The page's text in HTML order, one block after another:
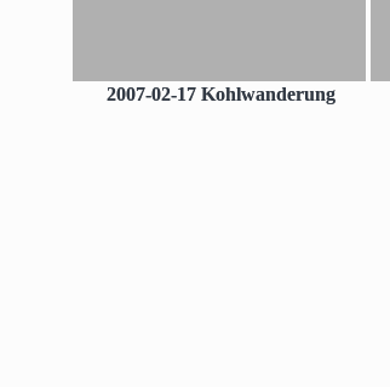
2007-02-17 Kohlwanderung